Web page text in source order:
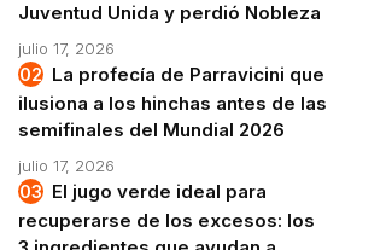
Juventud Unida y perdió Nobleza
julio 17, 2026
La profecía de Parravicini que
ilusiona a los hinchas antes de las
semifinales del Mundial 2026
julio 17, 2026
El jugo verde ideal para
recuperarse de los excesos: los